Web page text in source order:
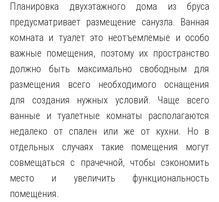
Планировка двухэтажного дома из бруса
предусматривает размещение санузла. Ванная
комната и туалет это неотъемлемые и особо
важные помещения, поэтому их пространство
должно быть максимально свободным для
размещения всего необходимого оснащения
для создания нужных условий. Чаще всего
ванные и туалетные комнаты располагаются
недалеко от спален или же от кухни. Но в
отдельных случаях такие помещения могут
совмещаться с прачечной, чтобы сэкономить
место и увеличить функциональность
помещения.